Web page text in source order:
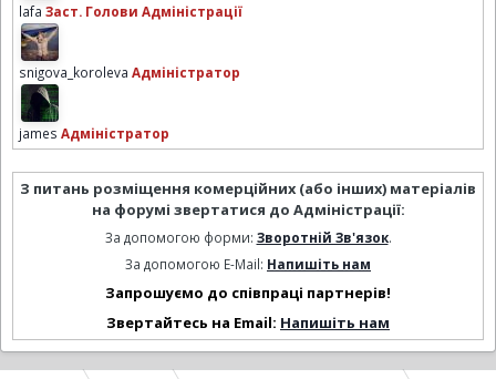
lafa Заст. Голови Адміністрації
snigova_koroleva Адміністратор
james Адміністратор
З питань розміщення комерційних (або інших) матеріалів
на форумі звертатися до Адміністрації:
За допомогою форми: Зворотній Зв'язок.
За допомогою E-Mail: Напишіть нам
Запрошуємо до співпраці партнерів!
Звертайтесь на Email: Напишіть нам